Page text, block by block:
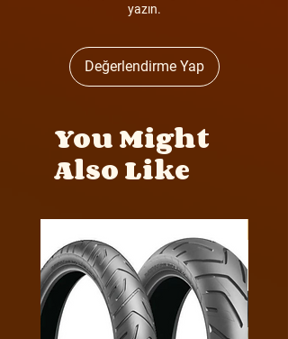
yazın.
Değerlendirme Yap
You Might
Also Like